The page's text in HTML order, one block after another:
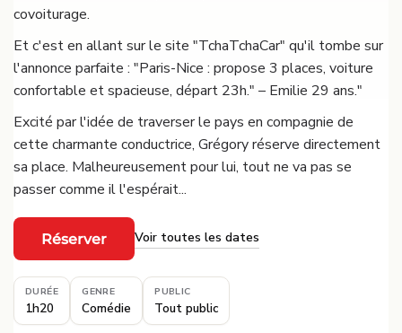
covoiturage.
Et c'est en allant sur le site "TchaTchaCar" qu'il tombe sur
l'annonce parfaite : "Paris-Nice : propose 3 places, voiture
confortable et spacieuse, départ 23h." – Emilie 29 ans."
Excité par l'idée de traverser le pays en compagnie de
cette charmante conductrice, Grégory réserve directement
sa place. Malheureusement pour lui, tout ne va pas se
passer comme il l'espérait...
Réserver
·
Voir toutes les dates
DURÉE
1h20
GENRE
Comédie
PUBLIC
Tout public